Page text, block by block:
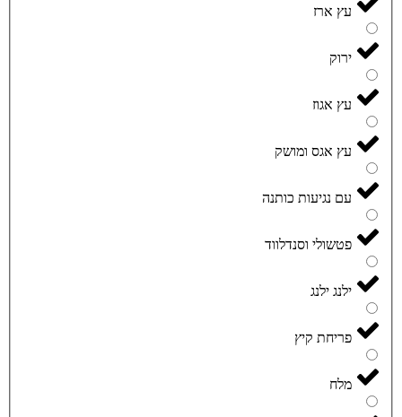
עץ ארז
ירוק
עץ אגוז
עץ אגס ומושק
עם נגיעות כותנה
פטשולי וסנדלווד
ילנג ילנג
פריחת קיץ
מלח